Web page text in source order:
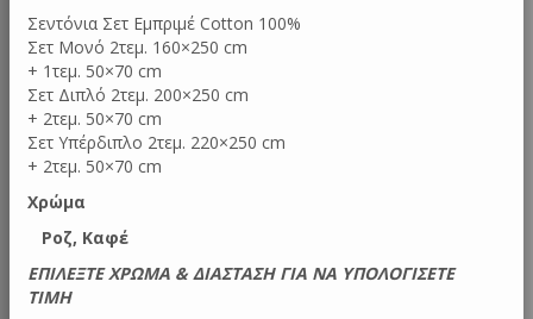
Σεντόνια Σετ Εμπριμέ Cotton 100%
Σετ Moνό 2τεμ. 160×250 cm
+ 1τεμ. 50×70 cm
Σετ Διπλό 2τεμ. 200×250 cm
+ 2τεμ. 50×70 cm
Σετ Υπέρδιπλο 2τεμ. 220×250 cm
+ 2τεμ. 50×70 cm
Χρώμα
Ροζ, Καφέ
ΕΠΙΛΕΞΤΕ ΧΡΩΜΑ & ΔΙΑΣΤΑΣΗ ΓΙΑ ΝΑ ΥΠΟΛΟΓΙΣΕΤΕ
ΤΙΜΗ